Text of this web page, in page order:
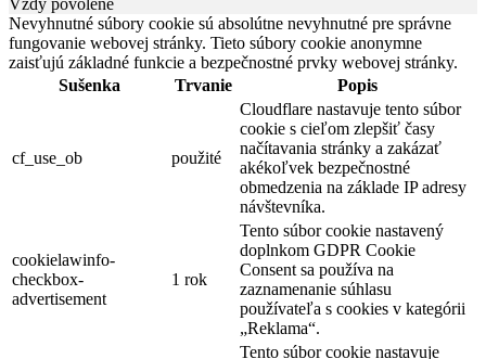
Vždy povolené
Nevyhnutné súbory cookie sú absolútne nevyhnutné pre správne
fungovanie webovej stránky. Tieto súbory cookie anonymne
zaisťujú základné funkcie a bezpečnostné prvky webovej stránky.
Sušenka
Trvanie Popis
cf_use_ob použité
Cloudflare nastavuje tento súbor
cookie s cieľom zlepšiť časy
načítavania stránky a zakázať
akékoľvek bezpečnostné
obmedzenia na základe IP adresy
návštevníka.
cookielawinfo-
checkbox-
advertisement
1 rok
Tento súbor cookie nastavený
doplnkom GDPR Cookie
Consent sa používa na
zaznamenanie súhlasu
používateľa s cookies v kategórii
„Reklama“.
Tento súbor cookie nastavuje